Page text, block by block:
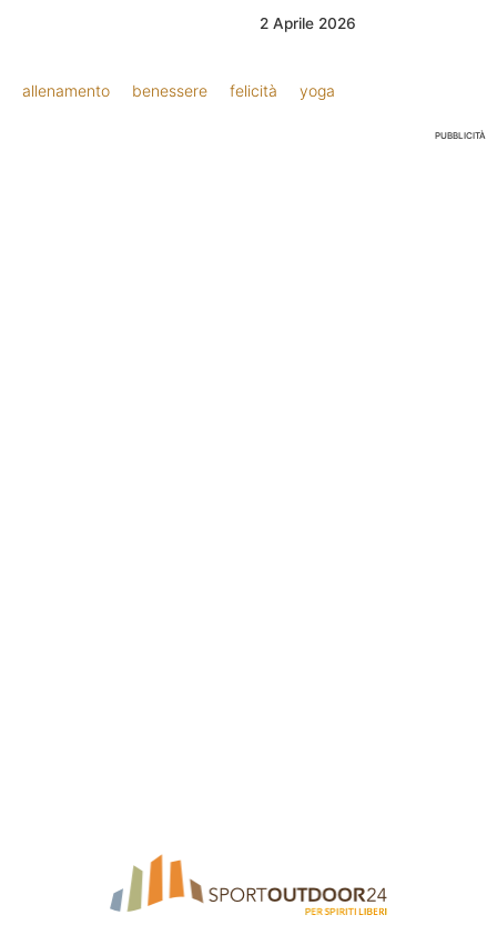
2 Aprile 2026
allenamento benessere felicità yoga
PUBBLICITÀ